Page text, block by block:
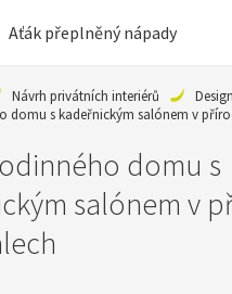
Aťák přeplněný nápady
Návrh privátních interiérů
domu s kadeřnickým salónem v
domu s
salónem v